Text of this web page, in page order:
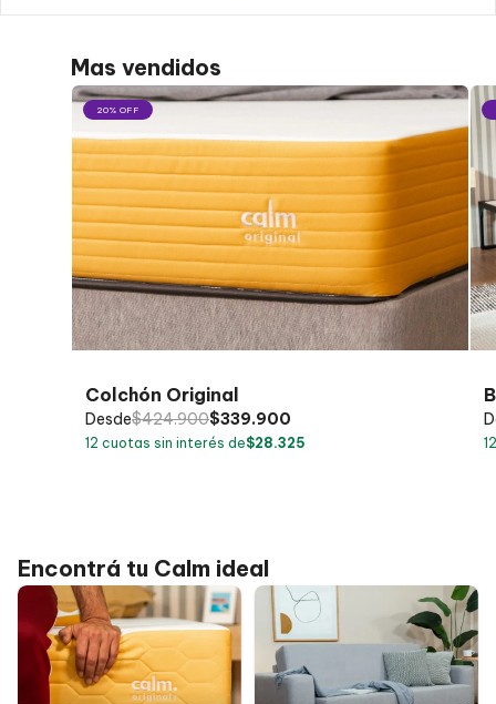
Mas vendidos
20% OFF
Colchón Original
Desde$424.900$339.900
12 cuotas sin interés de$28.325 12
Encontrá tu Calm ideal